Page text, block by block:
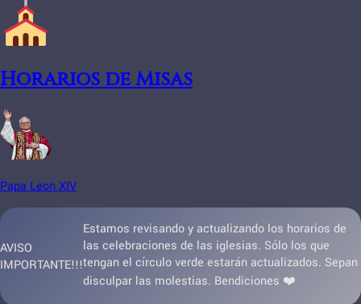
Horarios de Misas
Papa Leon XIV
AVISO
IMPORTANTE!!!
Estamos revisando y actualizando los horarios de
las celebraciones de las iglesias. Sólo los que
tengan el círculo verde estarán actualizados. Sepan
disculpar las molestias. Bendiciones ❤️